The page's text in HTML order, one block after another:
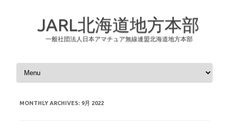
JARL北海道地方本部
一般社団法人日本アマチュア無線連盟北海道地方本部
Skip to content
MONTHLY ARCHIVES: 9月 2022